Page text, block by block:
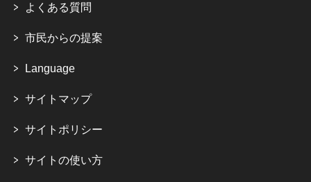
よくある質問
市民からの提案
Language
サイトマップ
サイトポリシー
サイトの使い方